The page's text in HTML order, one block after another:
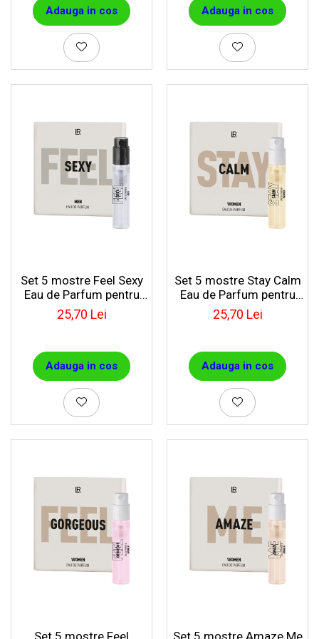
Adauga in cos Adauga in cos
Set 5 mostre Feel Sexy
Eau de Parfum pentru
barbați
25,70 Lei
Adauga in cos
Set 5 mostre Stay Calm
Eau de Parfum pentru
femei
25,70 Lei
Adauga in cos
Set 5 mostre Feel Set 5 mostre Amaze Me